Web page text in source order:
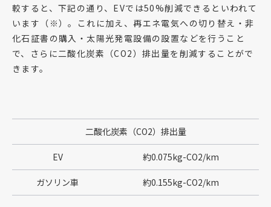
較すると、下記の通り、EVでは50%削減できるといわれて
います（※）。これに加え、再エネ電気への切り替え・非
化石証書の購入・太陽光発電設備の設置などを行うこと
で、さらに二酸化炭素（CO2）排出量を削減することがで
きます。
二酸化炭素（CO2）排出量
EV 約0.075kg-CO2/km
ガソリン車 約0.155kg-CO2/km